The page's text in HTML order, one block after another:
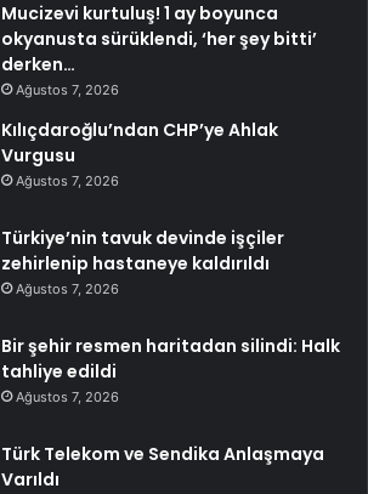
Mucizevi kurtuluş! 1 ay boyunca
okyanusta sürüklendi, ‘her şey bitti’
derken…
Ağustos 7, 2026
Kılıçdaroğlu’ndan CHP’ye Ahlak
Vurgusu
Ağustos 7, 2026
Türkiye’nin tavuk devinde işçiler
zehirlenip hastaneye kaldırıldı
Ağustos 7, 2026
Bir şehir resmen haritadan silindi: Halk
tahliye edildi
Ağustos 7, 2026
Türk Telekom ve Sendika Anlaşmaya
Varıldı